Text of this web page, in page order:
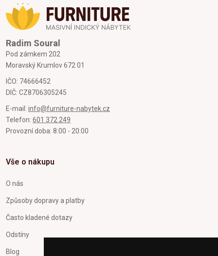
Radim Soural
Pod zámkem 202
Moravský Krumlov 672 01
IČO: 74666452
DIČ: CZ8706305245
E-mail: info@furniture-nabytek.cz
Telefon: 601 372 249
Provozní doba: 8:00 - 20:00
Vše o nákupu
O nás
Způsoby dopravy a platby
Často kladené dotazy
Odstíny
Blog